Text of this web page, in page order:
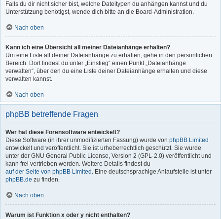
Falls du dir nicht sicher bist, welche Dateitypen du anhängen kannst und du
Unterstützung benötigst, wende dich bitte an die Board-Administration.
Nach oben
Kann ich eine Übersicht all meiner Dateianhänge erhalten?
Um eine Liste all deiner Dateianhänge zu erhalten, gehe in den persönlichen
Bereich. Dort findest du unter „Einstieg“ einen Punkt „Dateianhänge
verwalten“, über den du eine Liste deiner Dateianhänge erhalten und diese
verwalten kannst.
Nach oben
phpBB betreffende Fragen
Wer hat diese Forensoftware entwickelt?
Diese Software (in ihrer unmodifizierten Fassung) wurde von phpBB Limited
entwickelt und veröffentlicht. Sie ist urheberrechtlich geschützt. Sie wurde
unter der GNU General Public License, Version 2 (GPL-2.0) veröffentlicht und
kann frei vertrieben werden. Weitere Details findest du
auf der Seite von phpBB Limited . Eine deutschsprachige Anlaufstelle ist unter
phpBB.de zu finden.
Nach oben
Warum ist Funktion x oder y nicht enthalten?